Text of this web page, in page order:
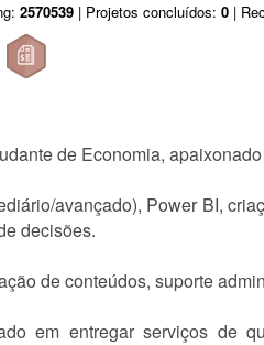
2570539 | Projetos concluídos: 0 |
de Economia,
avançado), Power BI,
decisões.
de conteúdos, suporte
em entregar serviços de